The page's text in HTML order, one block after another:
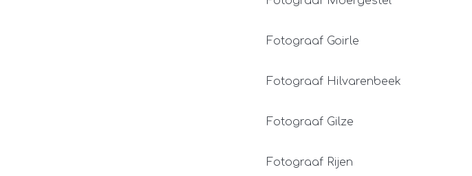
Fotograaf Goirle
Fotograaf Hilvarenbeek
Fotograaf Gilze
Fotograaf Rijen